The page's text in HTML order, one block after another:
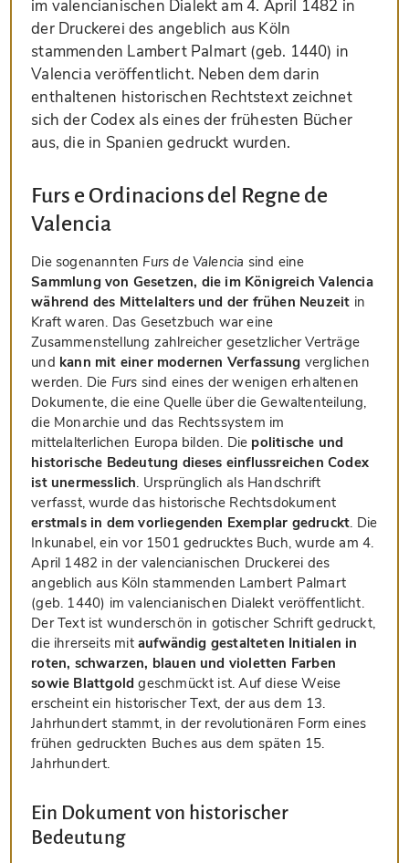
im valencianischen Dialekt am 4. April 1482 in
der Druckerei des angeblich aus Köln
stammenden Lambert Palmart (geb. 1440) in
Valencia veröffentlicht. Neben dem darin
enthaltenen historischen Rechtstext zeichnet
sich der Codex als eines der frühesten Bücher
aus, die in Spanien gedruckt wurden.
Furs e Ordinacions del Regne de
Valencia
Die sogenannten Furs de Valencia sind eine
Sammlung von Gesetzen, die im Königreich Valencia
während des Mittelalters und der frühen Neuzeit in
Kraft waren. Das Gesetzbuch war eine
Zusammenstellung zahlreicher gesetzlicher Verträge
und kann mit einer modernen Verfassung verglichen
werden. Die Furs sind eines der wenigen erhaltenen
Dokumente, die eine Quelle über die Gewaltenteilung,
die Monarchie und das Rechtssystem im
mittelalterlichen Europa bilden. Die politische und
historische Bedeutung dieses einflussreichen Codex
ist unermesslich. Ursprünglich als Handschrift
verfasst, wurde das historische Rechtsdokument
erstmals in dem vorliegenden Exemplar gedruckt. Die
Inkunabel, ein vor 1501 gedrucktes Buch, wurde am 4.
April 1482 in der valencianischen Druckerei des
angeblich aus Köln stammenden Lambert Palmart
(geb. 1440) im valencianischen Dialekt veröffentlicht.
Der Text ist wunderschön in gotischer Schrift gedruckt,
die ihrerseits mit aufwändig gestalteten Initialen in
roten, schwarzen, blauen und violetten Farben
sowie Blattgold geschmückt ist. Auf diese Weise
erscheint ein historischer Text, der aus dem 13.
Jahrhundert stammt, in der revolutionären Form eines
frühen gedruckten Buches aus dem späten 15.
Jahrhundert.
Ein Dokument von historischer
Bedeutung